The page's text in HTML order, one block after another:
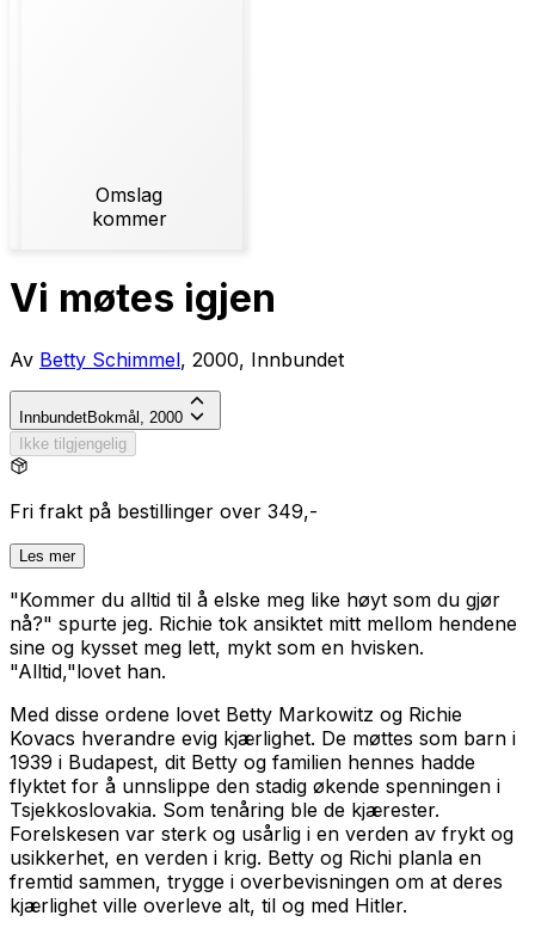
Omslag
kommer
Vi møtes igjen
Av Betty Schimmel, 2000, Innbundet
InnbundetBokmål, 2000
Ikke tilgjengelig
Fri frakt på bestillinger over 349,-
Les mer
"Kommer du alltid til å elske meg like høyt som du gjør
nå?" spurte jeg. Richie tok ansiktet mitt mellom hendene
sine og kysset meg lett, mykt som en hvisken.
"Alltid,"lovet han.
Med disse ordene lovet Betty Markowitz og Richie
Kovacs hverandre evig kjærlighet. De møttes som barn i
1939 i Budapest, dit Betty og familien hennes hadde
flyktet for å unnslippe den stadig økende spenningen i
Tsjekkoslovakia. Som tenåring ble de kjærester.
Forelskesen var sterk og usårlig i en verden av frykt og
usikkerhet, en verden i krig. Betty og Richi planla en
fremtid sammen, trygge i overbevisningen om at deres
kjærlighet ville overleve alt, til og med Hitler.